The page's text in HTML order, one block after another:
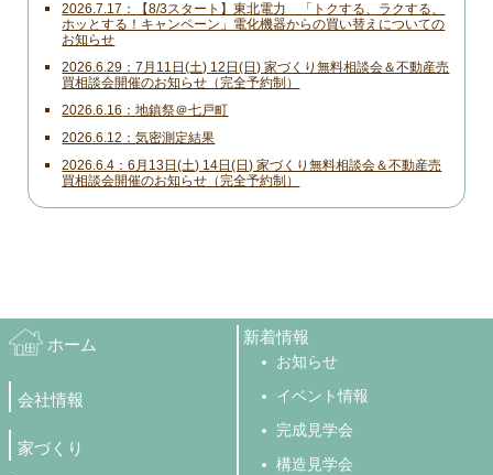
2026.7.17
【8/3スタート】東北電力 「トクする、ラクする、
ホッとする！キャンペーン」電化機器からの買い替えについての
お知らせ
2026.6.29
7月11日(土) 12日(日) 家づくり無料相談会＆不動産売
買相談会開催のお知らせ（完全予約制）
2026.6.16 地鎮祭＠七戸町
2026.6.12 気密測定結果
2026.6.4
6月13日(土) 14日(日) 家づくり無料相談会＆不動産売
買相談会開催のお知らせ（完全予約制）
ホーム
会社情報
家づくり
新着情報
お知らせ
イベント情報
完成見学会
構造見学会